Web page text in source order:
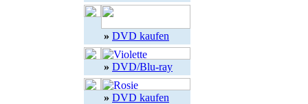
» DVD kaufen
» DVD/Blu-ray
» DVD kaufen